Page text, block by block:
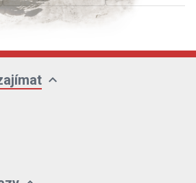
expand_more